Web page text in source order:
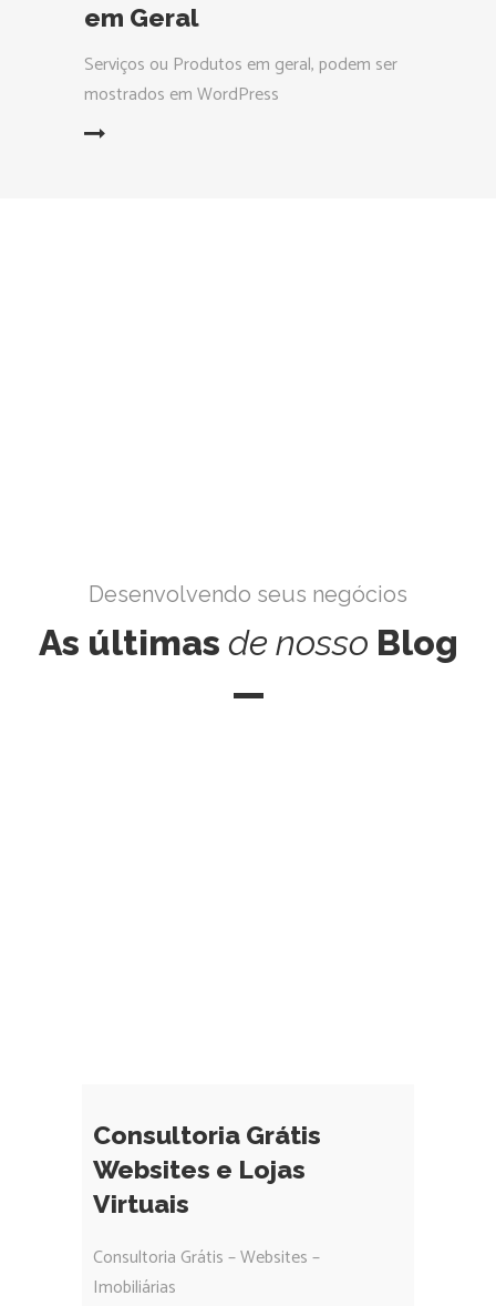
em Geral
Serviços ou Produtos em geral, podem ser
mostrados em WordPress
LEIA MAIS
Desenvolvendo seus negócios
As últimas de nosso Blog
Consultoria Grátis
Websites e Lojas
Virtuais
Consultoria Grátis – Websites –
Imobiliárias